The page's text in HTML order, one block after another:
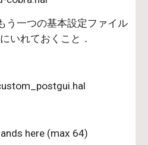
う一つの基本設定ファイル
いれておくこと．
here (max 64)